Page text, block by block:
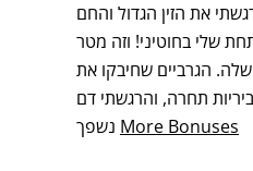
את הזין הגדול והחם
שלי בחוטיני! וזה מטר
הגרביים שחיבקו את
תחרה, והרגשתי דם
More Bonuses